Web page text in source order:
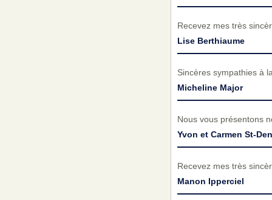
Recevez mes très
Lise Berthiaume
Sincères sympathies à
Micheline Major
Nous vous présentons
Yvon et Carmen St-
Recevez mes très
Manon Ipperciel